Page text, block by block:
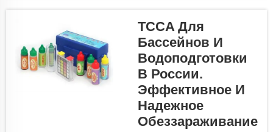
горнодобывающие
операции. Однако вода,
используемая в этих
отраслях, зачастую
содержит множество
токсичных химических
веществ, а также частицы,
которые...
TCCA Для
Бассейнов И
Водоподготовки
В России.
Эффективное И
Надежное
Обеззараживание